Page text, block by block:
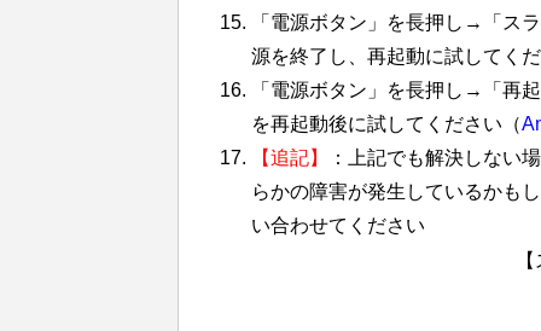
「電源ボタン」を長押し→「ス
源を終了し、再起動に試してく
「電源ボタン」を長押し→「再
を再起動後に試してください（
【追記】
：上記でも解決しない
らかの障害が発生しているかも
い合わせてください